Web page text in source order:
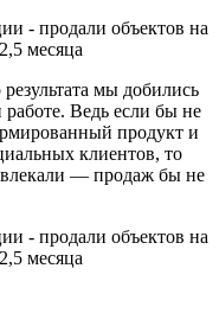
мы добились
Ведь если бы не
продукт и
клиентов, то
— продаж бы не